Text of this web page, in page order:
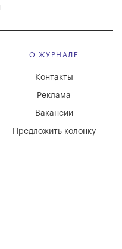
О ЖУРНАЛЕ
Вакансии
Реклама
Контакты
Предложить колонку